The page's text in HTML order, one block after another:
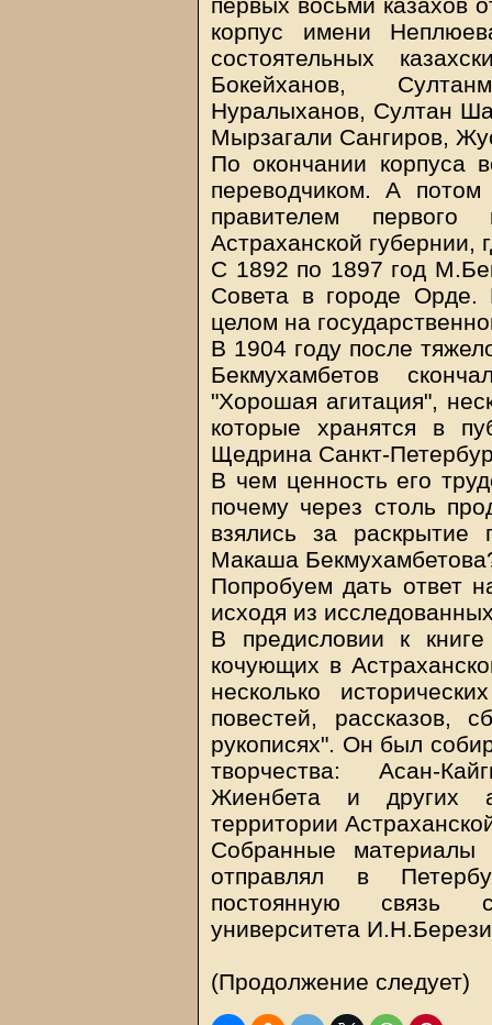
корпус имени
состоятельных
Бокейханов,
Нуралыханов, Султан
Мырзагали Сангиров,
По окончании корпуса
переводчиком. А
правителем первого
Астраханской губернии,
С 1892 по 1897 год
Совета в городе
целом на
В 1904 году после
Бекмухамбетов
"Хорошая агитация",
которые хранятся в
Щедрина Санкт-
В чем ценность его
почему через столь
взялись за раскрытие
Макаша
Попробуем дать ответ
исходя из
В предисловии к
кочующих в
несколько
повестей, рассказов,
рукописях". Он был
творчества: Асан-
Жиенбета и других
территории
Собранные
отправлял в
постоянную связь
университета
(Продолжение следует)